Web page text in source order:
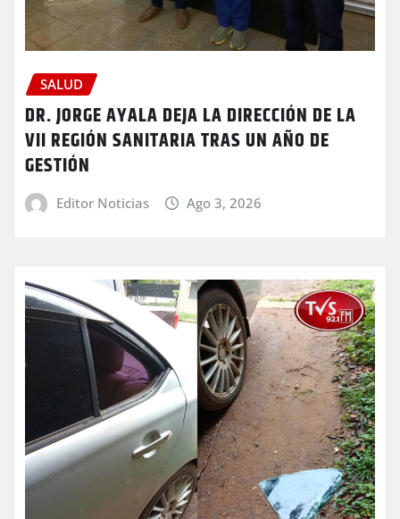
SALUD
DR. JORGE AYALA DEJA LA DIRECCIÓN DE LA
VII REGIÓN SANITARIA TRAS UN AÑO DE
GESTIÓN
Editor Noticias Ago 3, 2026